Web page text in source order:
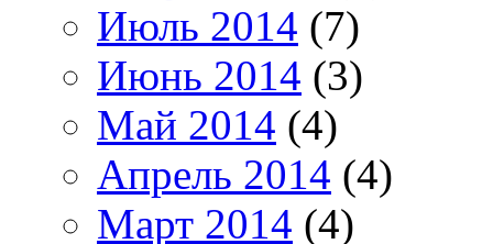
Июль 2014 (7)
Июнь 2014 (3)
Май 2014 (4)
Апрель 2014 (4)
Март 2014 (4)